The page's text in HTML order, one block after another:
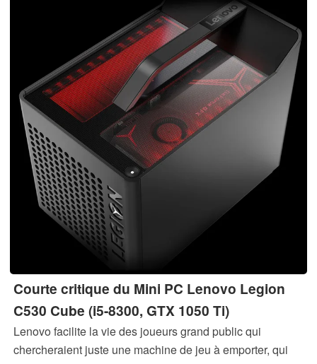
Courte critique du Mini PC Lenovo Legion
C530 Cube (i5-8300, GTX 1050 Ti)
Lenovo facilite la vie des joueurs grand public qui
chercheraient juste une machine de jeu à emporter, qui